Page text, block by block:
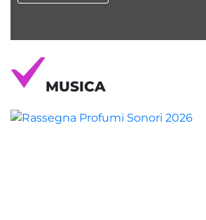
MUSICA